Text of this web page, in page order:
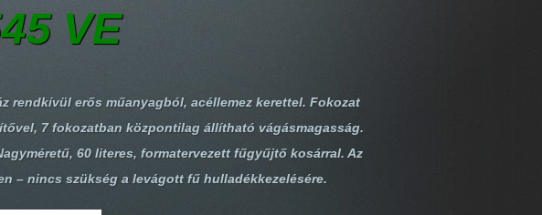
VE
rendkívül erős műanyagból, acéllemez kerettel. Fokozat
7 fokozatban központilag állítható vágásmagasság.
60 literes, formatervezett fűgyűjtő kosárral. Az
– nincs szükség a levágott fű hulladékkezelésére.